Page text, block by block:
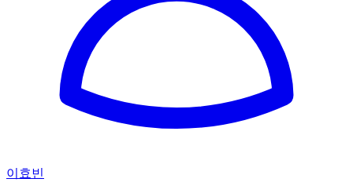
이효빈